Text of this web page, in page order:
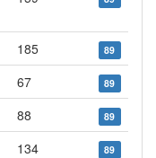
185 89
67 89
88 89
134 89